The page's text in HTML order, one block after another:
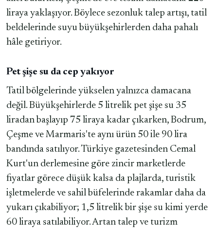
liraya yaklaşıyor. Böylece sezonluk talep artışı, tatil
beldelerinde suyu büyükşehirlerden daha pahalı
hâle getiriyor.
Pet şişe su da cep yakıyor
Tatil bölgelerinde yükselen yalnızca damacana
değil. Büyükşehirlerde 5 litrelik pet şişe su 35
liradan başlayıp 75 liraya kadar çıkarken, Bodrum,
Çeşme ve Marmaris'te aynı ürün 50 ile 90 lira
bandında satılıyor. Türkiye gazetesinden Cemal
Kurt'un derlemesine göre zincir marketlerde
fiyatlar görece düşük kalsa da plajlarda, turistik
işletmelerde ve sahil büfelerinde rakamlar daha da
yukarı çıkabiliyor; 1,5 litrelik bir şişe su kimi yerde
60 liraya satılabiliyor. Artan talep ve turizm